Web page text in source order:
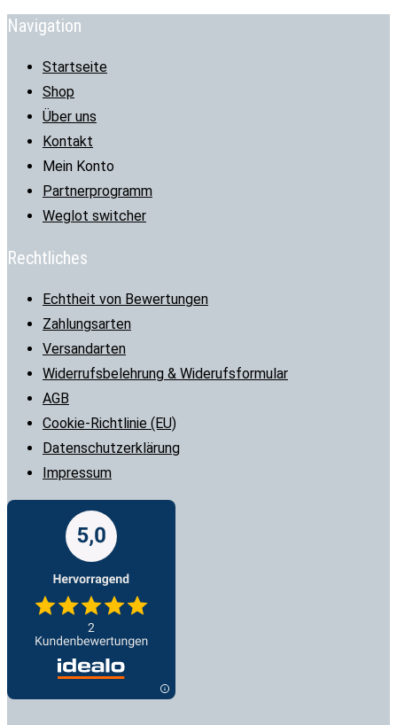
Navigation
Startseite
Shop
Über uns
Kontakt
Mein Konto
Partnerprogramm
Weglot switcher
Rechtliches
Echtheit von Bewertungen
Zahlungsarten
Versandarten
Widerrufsbelehrung & Widerufsformular
AGB
Cookie-Richtlinie (EU)
Datenschutzerklärung
Impressum